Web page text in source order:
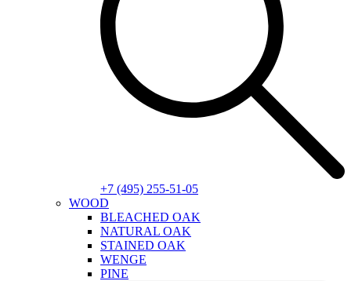
+7 (495) 255-51-05
WOOD
BLEACHED OAK
NATURAL OAK
STAINED OAK
WENGE
PINE